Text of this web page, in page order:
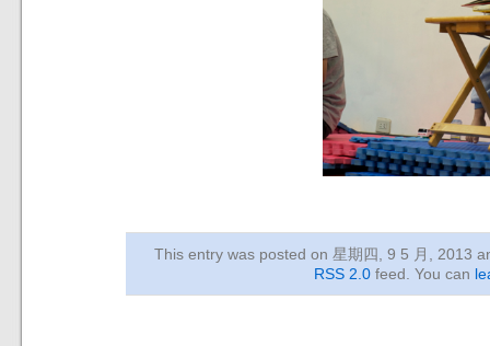
This entry was posted on 星期四, 9 5 月, 2013
RSS 2.0feed. You can